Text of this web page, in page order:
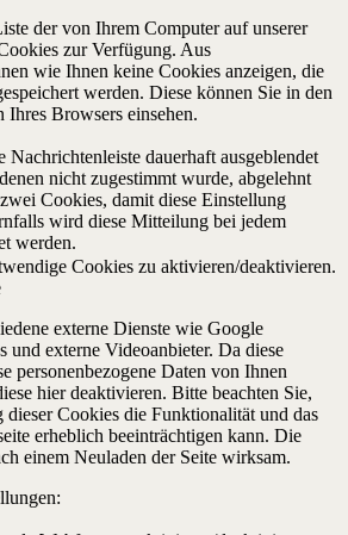
der von Ihrem Computer auf unserer
zur Verfügung. Aus
wie Ihnen keine Cookies anzeigen, die
werden. Diese können Sie in den
Ihres Browsers einsehen.
dauerhaft ausgeblendet
nicht zugestimmt wurde, abgelehnt
Cookies, damit diese Einstellung
wird diese Mitteilung bei jedem
werden.
Cookies zu aktivieren/deaktivieren.
externe Dienste wie Google
und externe Videoanbieter. Da diese
personenbezogene Daten von Ihnen
hier deaktivieren. Bitte beachten Sie,
dieser Cookies die Funktionalität und das
erheblich beeinträchtigen kann. Die
einem Neuladen der Seite wirksam.